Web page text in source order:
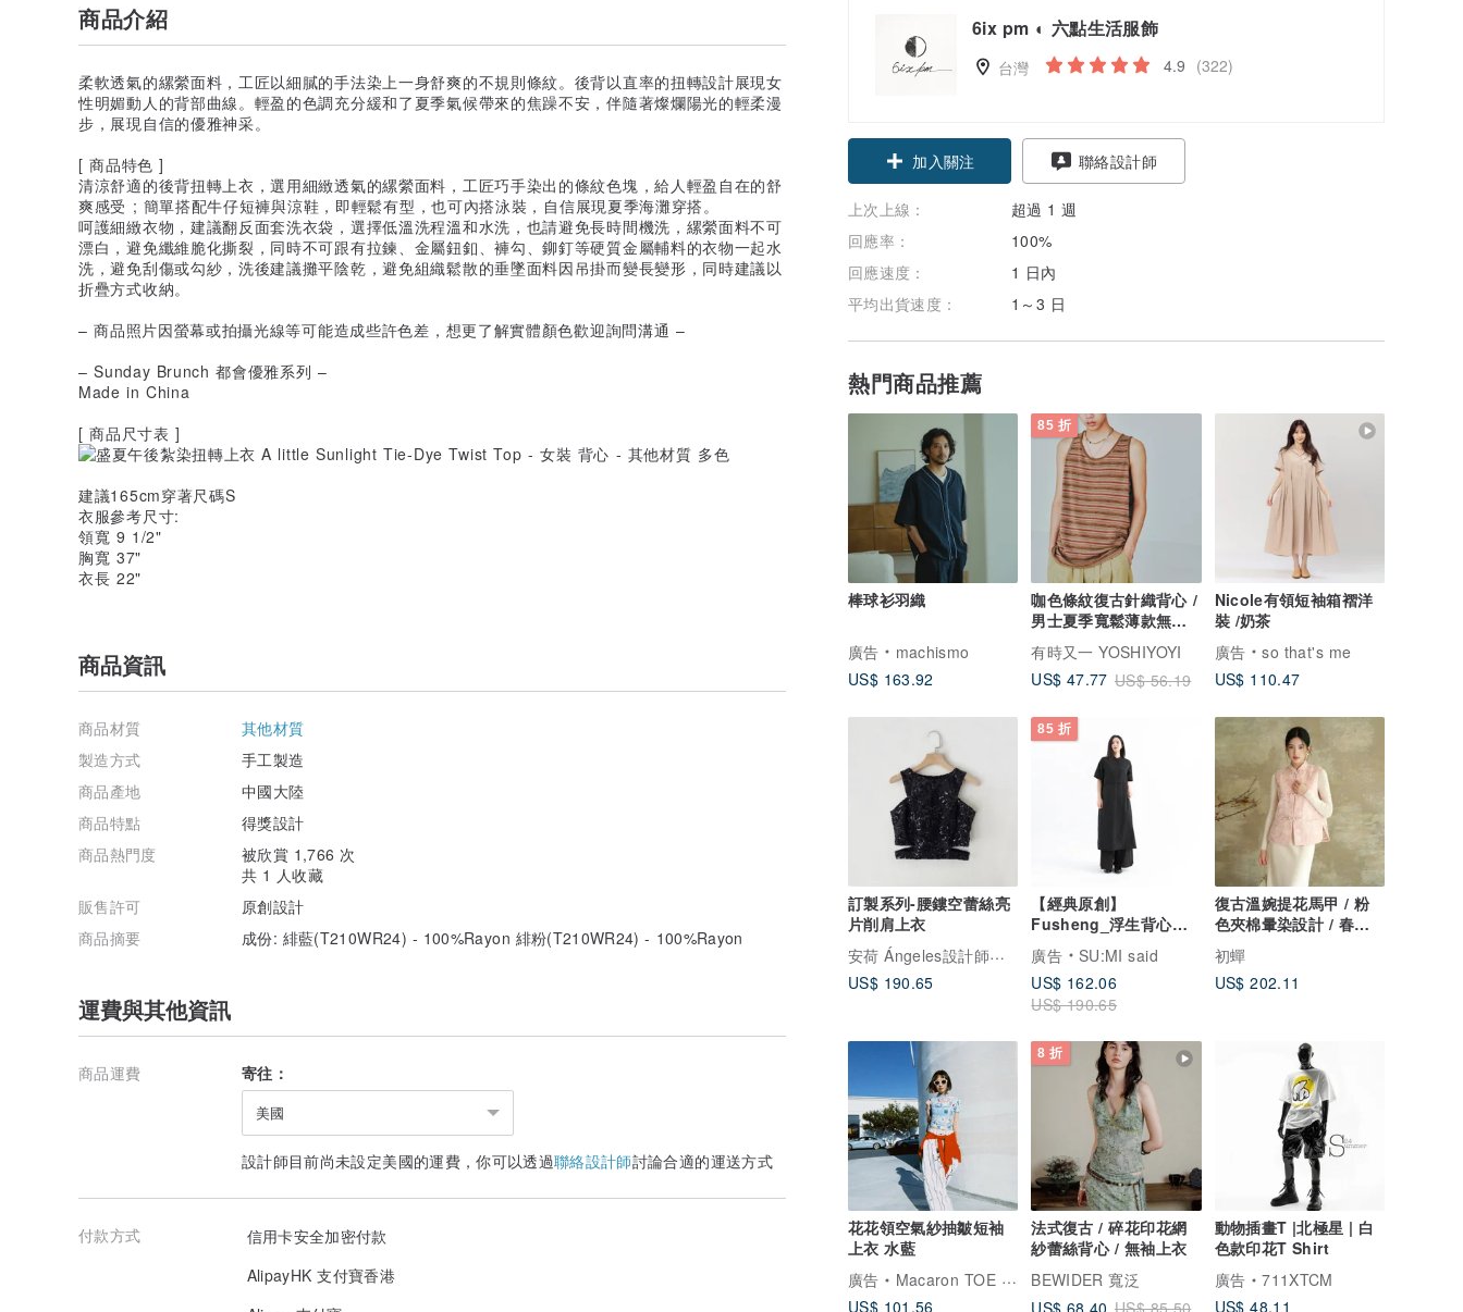
6ix pm ◐ 六點生活服飾
台灣 4.9 (322)
加入關注 聯絡設計師
上次上線：
超過 1 週
回應率：
100%
回應速度：
1 日內
平均出貨速度：
1～3 日
熱門商品推薦
棒球衫羽織
廣告
machismo
US$ 163.92
85 折
咖色條紋復古針織背心 /
男士夏季寬鬆薄款無袖
上衣
有時又一 YOSHIYOYI
US$ 47.77 US$ 56.19
Nicole有領短袖箱褶洋
裝 /奶茶
廣告
so that's me
US$ 110.47
訂製系列-腰鏤空蕾絲亮
片削肩上衣
安荷 Ángeles設計師女裝 X 童裝
US$ 190.65
85 折
【經典原創】
Fusheng_浮生背心式
洋裝_CLD030_黑
廣告
SU:MI said
US$ 162.06
US$ 190.65
復古溫婉提花馬甲 / 粉
色夾棉暈染設計 / 春裝
背心/半裙
初蟬
US$ 202.11
花花領空氣紗抽皺短袖
上衣 水藍
廣告
Macaron TOE 馬卡龍腳趾
US$ 101.56
8 折
法式復古 / 碎花印花網
紗蕾絲背心 / 無袖上衣
BEWIDER 寬泛
US$ 68.40
動物插畫T |北極星 | 白
色款印花T Shirt
廣告
711XTCM
US$ 48.11
商品介紹
柔軟透氣的縲縈面料，工匠以細膩的手法染上一身舒爽的不規則條紋。後背以直率的扭轉設計展現女
性明媚動人的背部曲線。輕盈的色調充分緩和了夏季氣候帶來的焦躁不安，伴隨著燦爛陽光的輕柔漫
步，展現自信的優雅神采。
[ 商品特色 ]
清涼舒適的後背扭轉上衣，選用細緻透氣的縲縈面料，工匠巧手染出的條紋色塊，給人輕盈自在的舒
爽感受 ; 簡單搭配牛仔短褲與涼鞋，即輕鬆有型，也可內搭泳裝，自信展現夏季海灘穿搭。
呵護細緻衣物，建議翻反面套洗衣袋，選擇低溫洗程溫和水洗，也請避免長時間機洗，縲縈面料不可
漂白，避免纖維脆化撕裂，同時不可跟有拉鍊、金屬鈕釦、褲勾、鉚釘等硬質金屬輔料的衣物一起水
洗，避免刮傷或勾紗，洗後建議攤平陰乾，避免組織鬆散的垂墜面料因吊掛而變長變形，同時建議以
折疊方式收納。
– 商品照片因螢幕或拍攝光線等可能造成些許色差，想更了解實體顏色歡迎詢問溝通 –
– Sunday Brunch 都會優雅系列 –
Made in China
[ 商品尺寸表 ]
建議165cm穿著尺碼S
衣服參考尺寸:
領寬 9 1/2"
胸寬 37"
衣長 22"
商品資訊
商品材質
其他材質
製造方式
手工製造
商品產地
中國大陸
商品特點
得獎設計
商品熱門度
被欣賞 1,766 次
共 1 人收藏
販售許可
原創設計
商品摘要
成份: 緋藍(T210WR24) - 100%Rayon 緋粉(T210WR24) - 100%Rayon
運費與其他資訊
商品運費 寄往：
美國
設計師目前尚未設定美國的運費，你可以透過聯絡設計師討論合適的運送方式
付款方式
信用卡安全加密付款
AlipayHK 支付寶香港